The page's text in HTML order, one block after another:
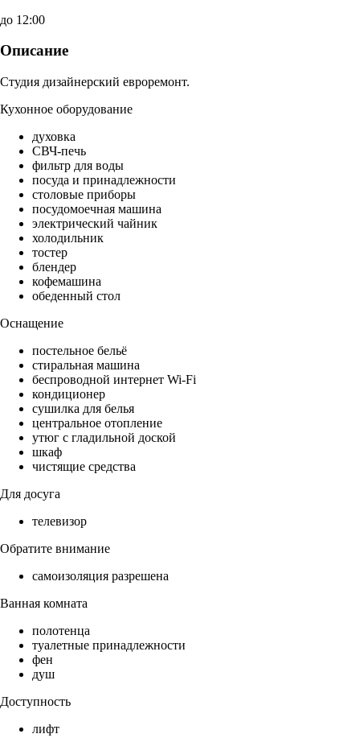
до 12:00
Описание
Студия дизайнерский евроремонт.
Кухонное оборудование
духовка
СВЧ-печь
фильтр для воды
посуда и принадлежности
столовые приборы
посудомоечная машина
электрический чайник
холодильник
тостер
блендер
кофемашина
обеденный стол
Оснащение
постельное бельё
стиральная машина
беспроводной интернет Wi-Fi
кондиционер
сушилка для белья
центральное отопление
утюг с гладильной доской
шкаф
чистящие средства
Для досуга
телевизор
Обратите внимание
самоизоляция разрешена
Ванная комната
полотенца
туалетные принадлежности
фен
душ
Доступность
лифт